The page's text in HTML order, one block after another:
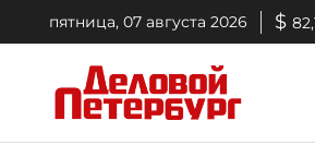
пятница, 07 августа 2026 $